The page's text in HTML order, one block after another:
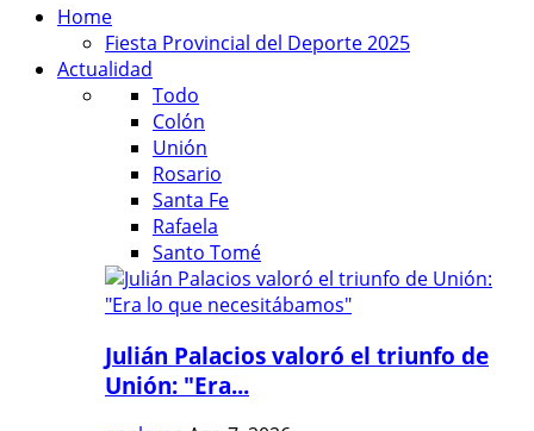
Home
Fiesta Provincial del Deporte 2025
Actualidad
Todo
Colón
Unión
Rosario
Santa Fe
Rafaela
Santo Tomé
Julián Palacios valoró el triunfo de
Unión: "Era...